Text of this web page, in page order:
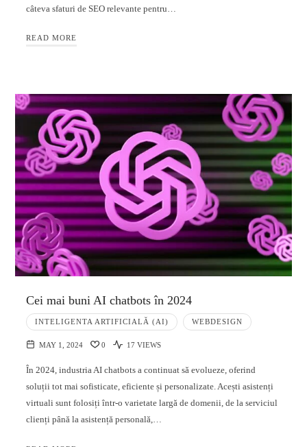
câteva sfaturi de SEO relevante pentru…
READ MORE
Cei mai buni AI chatbots în 2024
INTELIGENTA ARTIFICIALĂ (AI) WEBDESIGN
MAY 1, 2024 0 17 VIEWS
În 2024, industria AI chatbots a continuat să evolueze, oferind
soluții tot mai sofisticate, eficiente și personalizate. Acești asistenți
virtuali sunt folosiți într-o varietate largă de domenii, de la serviciul
clienți până la asistență personală,…